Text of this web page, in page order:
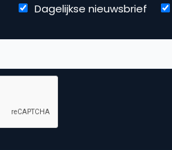
Dagelijkse nieuwsbrief
Elke